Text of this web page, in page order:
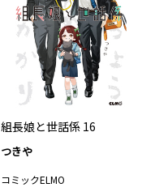
組長娘と世話係 16
つきや
コミックELMO